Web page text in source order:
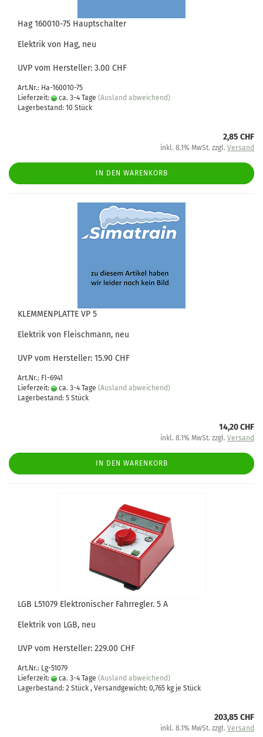
Hag 160010-75 Hauptschalter
Elektrik von Hag, neu
UVP vom Hersteller: 3.00 CHF
Art.Nr.: Ha-160010-75
Lieferzeit:
ca. 3-4 Tage (Ausland abweichend)
Lagerbestand: 10 Stück
2,85 CHF
inkl. 8.1% MwSt. zzgl. Versand
IN DEN WARENKORB
KLEMMENPLATTE VP 5
Elektrik von Fleischmann, neu
UVP vom Hersteller: 15.90 CHF
Art.Nr.: Fl-6941
Lieferzeit:
ca. 3-4 Tage (Ausland abweichend)
Lagerbestand: 5 Stück
14,20 CHF
inkl. 8.1% MwSt. zzgl. Versand
IN DEN WARENKORB
LGB L51079 Elektronischer Fahrregler. 5 A
Elektrik von LGB, neu
UVP vom Hersteller: 229.00 CHF
Art.Nr.: Lg-51079
Lieferzeit:
ca. 3-4 Tage (Ausland abweichend)
Lagerbestand: 2 Stück , Versandgewicht: 0,765 kg je Stück
203,85 CHF
inkl. 8.1% MwSt. zzgl. Versand